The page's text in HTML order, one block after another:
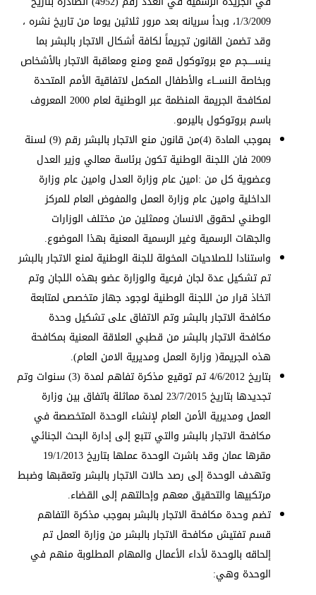
1/3/2009، وبدأ سريانه بعد مرور ثلاثين يوما من تاريخ نشره ،
وقد تضمن القانون تجريماً لكافة أشكال الاتجار بالبشر بما
ينســـــجم مع بروتوكول قمع ومنع ومعاقبة الاتجار بالأشخاص
وبخاصة النســـاء والأطفال المكمل لاتفاقية الأمم المتحدة
لمكافحة الجريمة المنظمة عبر الوطنية لعام 2000 المعروف
باسم بروتوكول باليرمو.
بموجب المادة (4)من قانون منع الاتجار بالبشر رقم (9) لسنة
2009 فان اللجنة الوطنية تكون برئاسة معالي وزير العدل
وعضوية كل من :امين عام وزارة العدل وامين عام وزارة
الداخلية وامين عام وزارة العمل والمفوض العام للمركز
الوطني لحقوق الانسان وممثلين من مختلف الوزارات
والجهات الرسمية وغير الرسمية المعنية بهذا الموضوع.
واستنادا للصلاحيات المخولة للجنة الوطنية لمنع الاتجار بالبشر
تم تشكيل عدة لجان فرعية والوزارة عضو بهذه اللجان وتم
اتخاذ قرار من اللجنة الوطنية لوجود جهاز متخصص لمتابعة
مكافحة الاتجار بالبشر وتم الاتفاق على تشكيل وحدة
مكافحة الاتجار بالبشر من قطبي العلاقة المعنية بمكافحة
هذه الجريمة( وزارة العمل ومديرية الامن العام).
بتاريخ 4/6/2012 تم توقيع مذكرة تفاهم لمدة (3) سنوات وتم
تجديدها بتاريخ 23/7/2015 لمدة مماثلة باتفاق بين وزارة
العمل ومديرية الأمن العام لإنشاء الوحدة المتخصصة في
مكافحة الاتجار بالبشر والتي تتبع إلى إدارة البحث الجنائي
مقرها عمان وقد باشرت الوحدة عملها بتاريخ 19/1/2013
وتهدف الوحدة إلى رصد حالات الاتجار بالبشر وتعقبها وضبط
مرتكبيها والتحقيق معهم وإحالتهم إلى القضاء.
تضم وحدة مكافحة الاتجار بالبشر بموجب مذكرة التفاهم
قسم تفتيش مكافحة الاتجار بالبشر من وزارة العمل تم
إلحاقه بالوحدة لأداء الأعمال والمهام المطلوبة منهم في
الوحدة وهي: